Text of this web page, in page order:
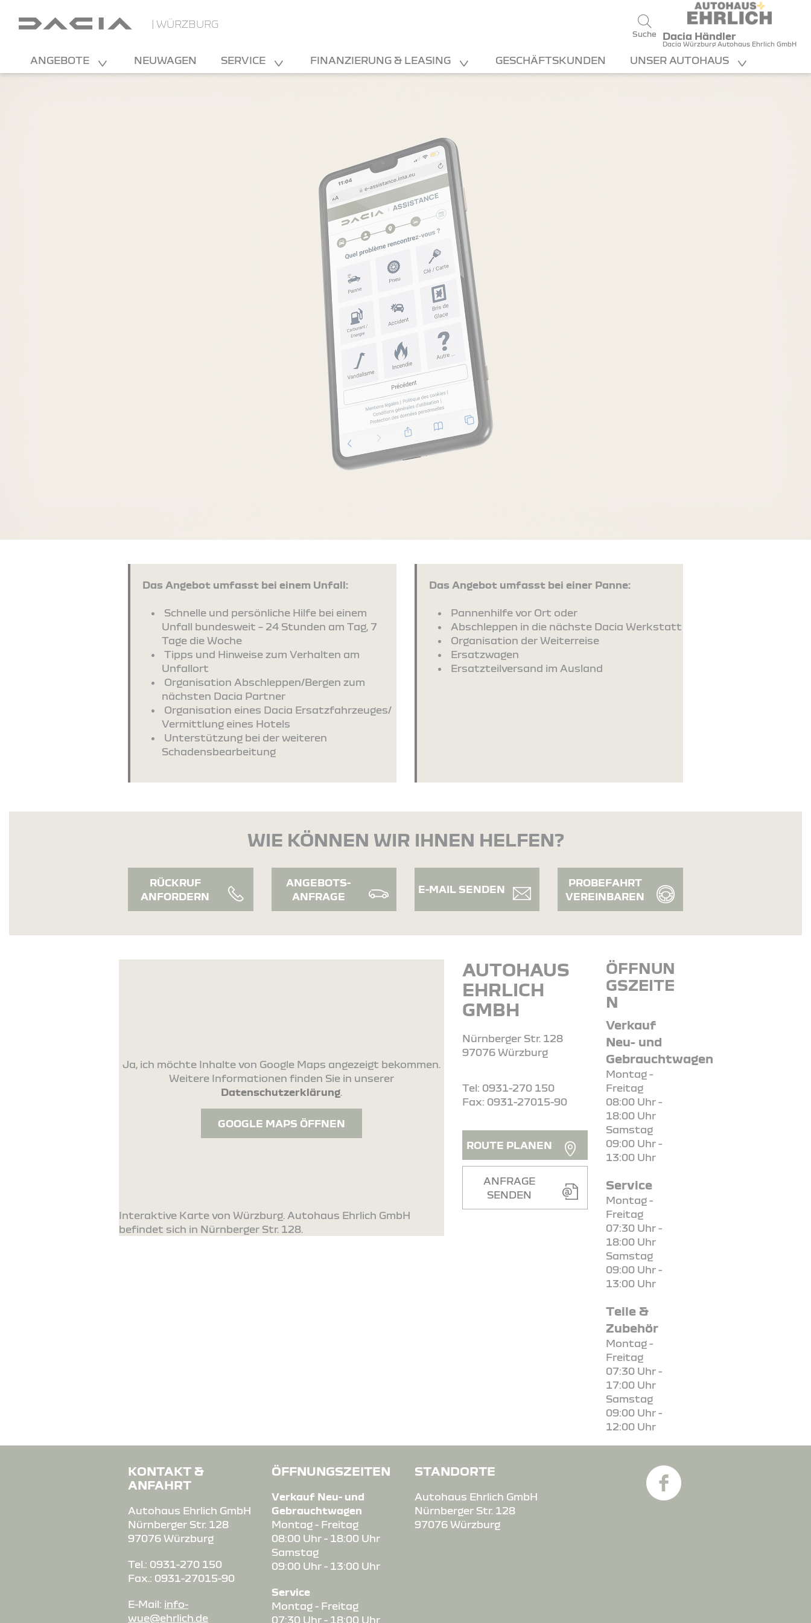
| WÜRZBURG
Suche Dacia Händler
Dacia Würzburg Autohaus Ehrlich GmbH
ANGEBOTE NEUWAGEN SERVICE FINANZIERUNG & LEASING GESCHÄFTSKUNDEN UNSER AUTOHAUS
Das Angebot umfasst bei einem Unfall:
Schnelle und persönliche Hilfe bei einem
Unfall bundesweit – 24 Stunden am Tag, 7
Tage die Woche
Tipps und Hinweise zum Verhalten am
Unfallort
Organisation Abschleppen/Bergen zum
nächsten Dacia Partner
Organisation eines Dacia Ersatzfahrzeuges/
Vermittlung eines Hotels
Unterstützung bei der weiteren
Schadensbearbeitung
Das Angebot umfasst bei einer Panne:
Pannenhilfe vor Ort oder
Abschleppen in die nächste Dacia Werkstatt
Organisation der Weiterreise
Ersatzwagen
Ersatzteilversand im Ausland
WIE KÖNNEN WIR IHNEN HELFEN?
RÜCKRUF
ANFORDERN
ANGEBOTS-
ANFRAGE
E-MAIL SENDEN
PROBEFAHRT
VEREINBAREN
Ja, ich möchte Inhalte von Google Maps angezeigt bekommen.
Weitere Informationen finden Sie in unserer
Datenschutzerklärung.
GOOGLE MAPS ÖFFNEN
Interaktive Karte von Würzburg. Autohaus Ehrlich GmbH
befindet sich in Nürnberger Str. 128.
AUTOHAUS
EHRLICH
GMBH
Nürnberger Str. 128
97076 Würzburg
Tel: 0931-270 150
Fax: 0931-27015-90
ROUTE PLANEN
ANFRAGE
SENDEN
ÖFFNUN
GSZEITE
N
Verkauf
Neu- und
Gebrauchtwagen
Montag -
Freitag
08:00 Uhr -
18:00 Uhr
Samstag
09:00 Uhr -
13:00 Uhr
Service
Montag -
Freitag
07:30 Uhr -
18:00 Uhr
Samstag
09:00 Uhr -
13:00 Uhr
Teile &
Zubehör
Montag -
Freitag
07:30 Uhr -
17:00 Uhr
Samstag
09:00 Uhr -
12:00 Uhr
KONTAKT &
ANFAHRT
Autohaus Ehrlich GmbH
Nürnberger Str. 128
97076 Würzburg
Tel.: 0931-270 150
Fax.: 0931-27015-90
E-Mail: info-
wue@ehrlich.de
ÖFFNUNGSZEITEN
Verkauf Neu- und
Gebrauchtwagen
Montag - Freitag
08:00 Uhr - 18:00 Uhr
Samstag
09:00 Uhr - 13:00 Uhr
Service
Montag - Freitag
07:30 Uhr - 18:00 Uhr
STANDORTE
Autohaus Ehrlich GmbH
Nürnberger Str. 128
97076 Würzburg